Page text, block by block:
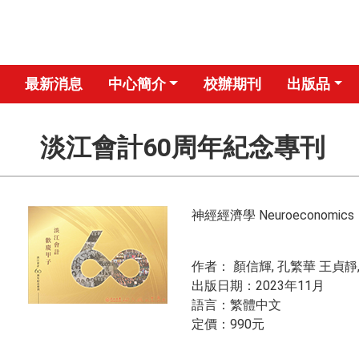
最新消息 中心簡介 校辦期刊 出版品
淡江會計60周年紀念專刊
神經經濟學 Neuroeconomics
作者： 顏信輝, 孔繁華 王貞
出版日期：2023年11月
​語言：繁體中文
​定價：990元